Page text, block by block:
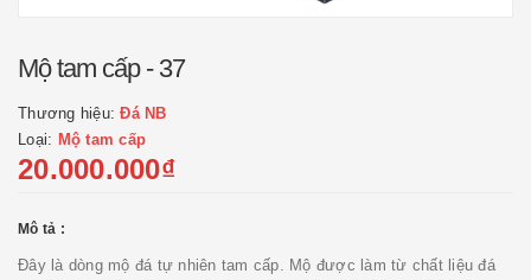
Mộ tam cấp - 37
Thương hiệu:Đá NB
Loại: Mộ tam cấp
20.000.000₫
Mô tả :
Đây là dòng mộ đá tự nhiên tam cấp. Mộ được làm từ chất liệu đá